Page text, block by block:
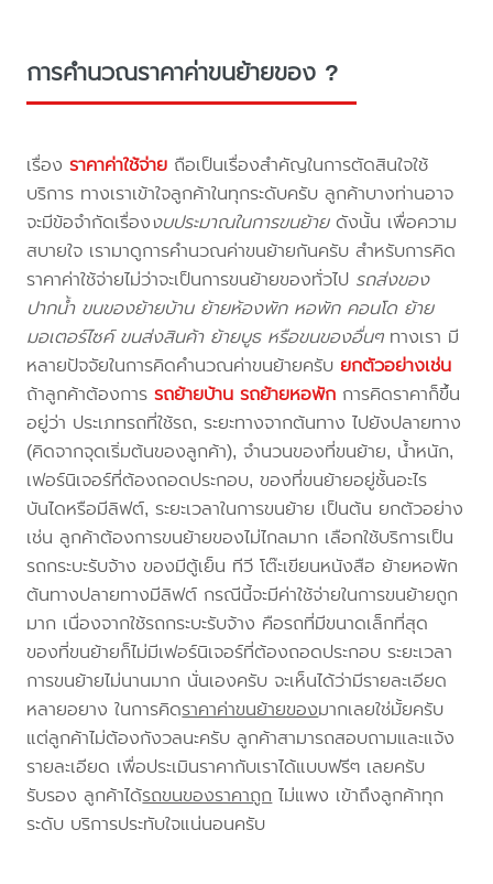
การคำนวณราคาค่าขนย้ายของ ?
เรื่องราคาค่าใช้จ่าย ถือเป็นเรื่องสำคัญในการตัดสินใจใช้
บริการ ทางเราเข้าใจลูกค้าในทุกระดับครับ ลูกค้าบางท่านอาจ
จะมีข้อจำกัดเรื่องงบประมาณในการขนย้ายดังนั้น เพื่อความ
สบายใจ เรามาดูการคำนวณค่าขนย้ายกันครับ สำหรับการคิด
ราคาค่าใช้จ่ายไม่ว่าจะเป็นการขนย้ายของทั่วไป รถส่งของ
ปากน้ำ ขนของย้ายบ้าน ย้ายห้องพัก หอพัก คอนโด ย้าย
มอเตอร์ไซค์ ขนส่งสินค้า ย้ายบูธ หรือขนของอื่นๆทางเรา มี
หลายปัจจัยในการคิดคำนวณค่าขนย้ายครับยกตัวอย่างเช่น
ถ้าลูกค้าต้องการรถย้ายบ้าน รถย้ายหอพัก การคิดราคาก็ขึ้น
อยู่ว่า ประเภทรถที่ใช้รถ, ระยะทางจากต้นทาง ไปยังปลายทาง
(คิดจากจุดเริ่มต้นของลูกค้า), จำนวนของที่ขนย้าย, น้ำหนัก,
เฟอร์นิเจอร์ที่ต้องถอดประกอบ, ของที่ขนย้ายอยู่ชั้นอะไร
บันไดหรือมีลิฟต์, ระยะเวลาในการขนย้าย เป็นต้น ยกตัวอย่าง
เช่น ลูกค้าต้องการขนย้ายของไม่ไกลมาก เลือกใช้บริการเป็น
รถกระบะรับจ้าง ของมีตู้เย็น ทีวี โต๊ะเขียนหนังสือ ย้ายหอพัก
ต้นทางปลายทางมีลิฟต์ กรณีนี้จะมีค่าใช้จ่ายในการขนย้ายถูก
มาก เนื่องจากใช้รถกระบะรับจ้าง คือรถที่มีขนาดเล็กที่สุด
ของที่ขนย้ายก็ไม่มีเฟอร์นิเจอร์ที่ต้องถอดประกอบ ระยะเวลา
การขนย้ายไม่นานมาก นั่นเองครับ จะเห็นได้ว่ามีรายละเอียด
หลายอยาง ในการคิดราคาค่าขนย้ายของมากเลยใช่มั้ยครับ
แต่ลูกค้าไม่ต้องกังวลนะครับ ลูกค้าสามารถสอบถามและแจ้ง
รายละเอียด เพื่อประเมินราคากับเราได้แบบฟรีๆ เลยครับ
รับรอง ลูกค้าได้รถขนของราคาถูกไม่แพง เข้าถึงลูกค้าทุก
ระดับ บริการประทับใจแน่นอนครับ